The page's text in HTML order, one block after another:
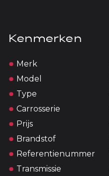
Kenmerken
Merk
Model
Type
Carrosserie
Prijs
Brandstof
Referentienummer
Transmissie